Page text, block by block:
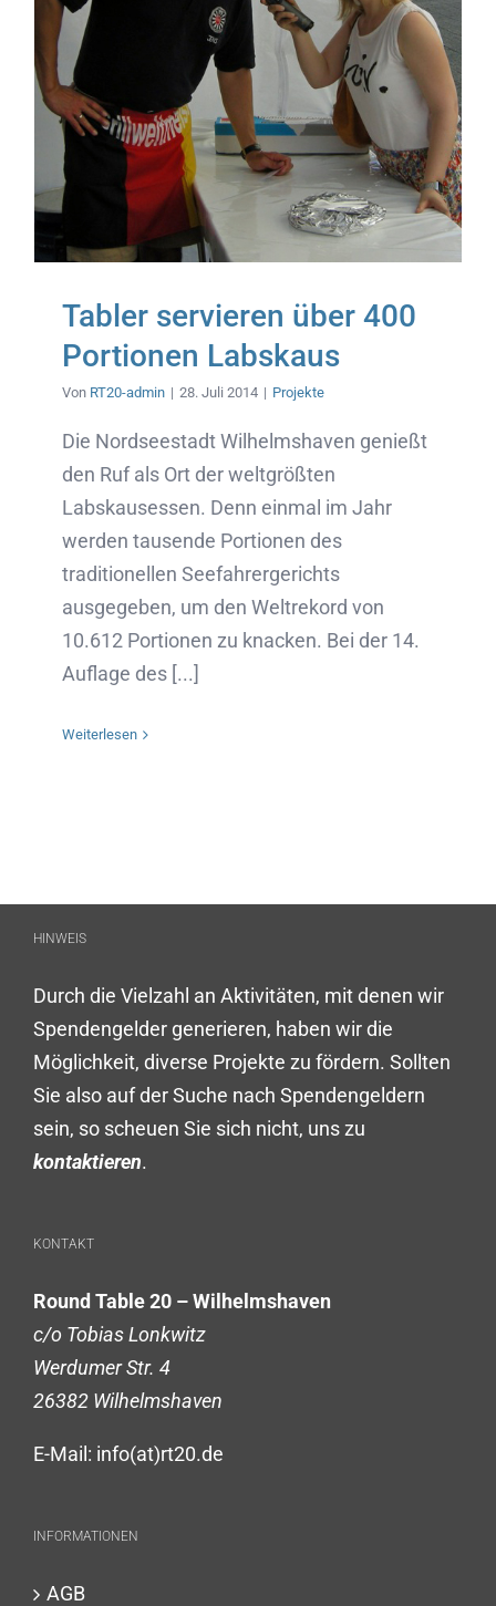
Tabler servieren über 400
Portionen Labskaus
Von RT20-admin | 28. Juli 2014 | Projekte
Die Nordseestadt Wilhelmshaven genießt
den Ruf als Ort der weltgrößten
Labskausessen. Denn einmal im Jahr
werden tausende Portionen des
traditionellen Seefahrergerichts
ausgegeben, um den Weltrekord von
10.612 Portionen zu knacken. Bei der 14.
Auflage des [...]
Weiterlesen
HINWEIS
Durch die Vielzahl an Aktivitäten, mit denen wir
Spendengelder generieren, haben wir die
Möglichkeit, diverse Projekte zu fördern. Sollten
Sie also auf der Suche nach Spendengeldern
sein, so scheuen Sie sich nicht, uns zu
kontaktieren.
KONTAKT
Round Table 20 – Wilhelmshaven
c/o Tobias Lonkwitz
Werdumer Str. 4
26382 Wilhelmshaven
E-Mail: info(at)rt20.de
INFORMATIONEN
AGB